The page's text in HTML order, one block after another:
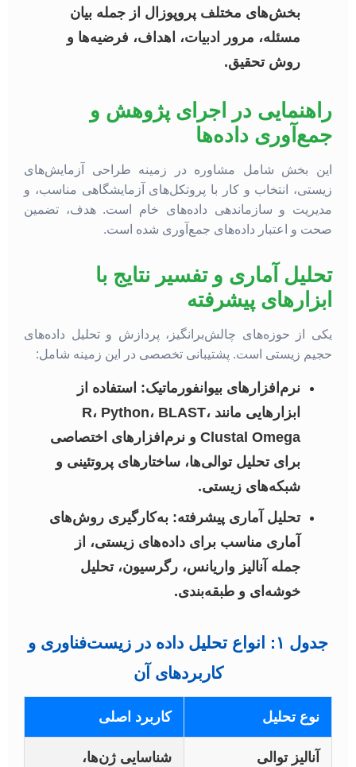
بخش‌های مختلف پروپوزال از جمله بیان
مسئله، مرور ادبیات، اهداف، فرضیه‌ها و
روش تحقیق.
راهنمایی در اجرای پژوهش و
جمع‌آوری داده‌ها
این بخش شامل مشاوره در زمینه طراحی آزمایش‌های
زیستی، انتخاب و کار با پروتکل‌های آزمایشگاهی مناسب، و
مدیریت و سازماندهی داده‌های خام است. هدف، تضمین
صحت و اعتبار داده‌های جمع‌آوری شده است.
تحلیل آماری و تفسیر نتایج با
ابزارهای پیشرفته
یکی از حوزه‌های چالش‌برانگیز، پردازش و تحلیل داده‌های
حجیم زیستی است. پشتیبانی تخصصی در این زمینه شامل:
نرم‌افزارهای بیوانفورماتیک: استفاده از
ابزارهایی مانند R، Python، BLAST،
Clustal Omega و نرم‌افزارهای اختصاصی
برای تحلیل توالی‌ها، ساختارهای پروتئینی و
شبکه‌های زیستی.
تحلیل آماری پیشرفته: به‌کارگیری روش‌های
آماری مناسب برای داده‌های زیستی، از
جمله آنالیز واریانس، رگرسیون، تحلیل
خوشه‌ای و طبقه‌بندی.
جدول ۱: انواع تحلیل داده در زیست‌فناوری و
کاربردهای آن
نوع تحلیل کاربرد اصلی
آنالیز توالی
شناسایی ژن‌ها،